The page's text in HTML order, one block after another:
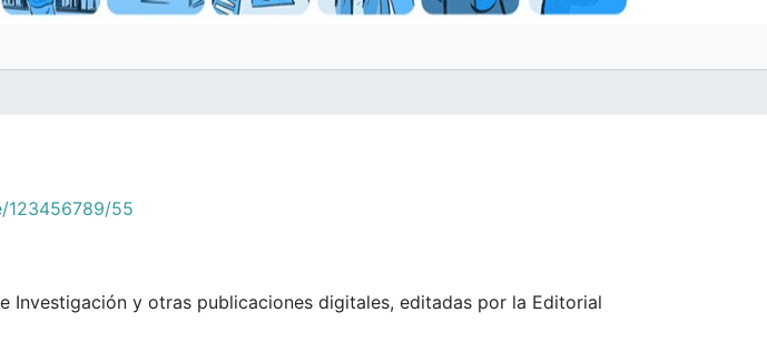
123456789/55
y otras publicaciones digitales, editadas por la Editorial